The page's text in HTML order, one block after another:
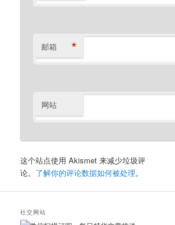
邮箱 *
网站
这个站点使用 Akismet 来减少垃圾评
论。 了解你的评论数据如何被处理。
社交网站